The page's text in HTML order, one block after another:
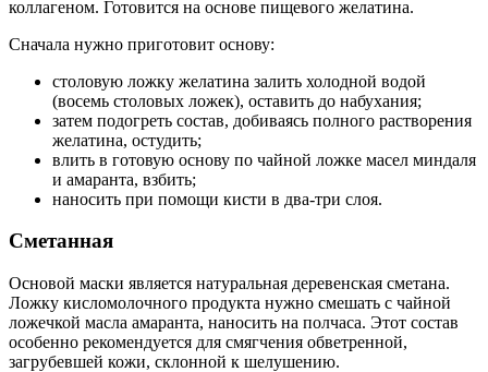
коллагеном. Готовится на основе пищевого желатина.
Сначала нужно приготовит основу:
столовую ложку желатина залить холодной водой
(восемь столовых ложек), оставить до набухания;
затем подогреть состав, добиваясь полного растворения
желатина, остудить;
влить в готовую основу по чайной ложке масел миндаля
и амаранта, взбить;
наносить при помощи кисти в два-три слоя.
Сметанная
Основой маски является натуральная деревенская сметана.
Ложку кисломолочного продукта нужно смешать с чайной
ложечкой масла амаранта, наносить на полчаса. Этот состав
особенно рекомендуется для смягчения обветренной,
загрубевшей кожи, склонной к шелушению.